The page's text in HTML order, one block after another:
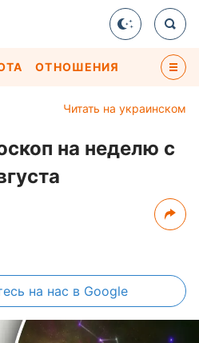
ОТНОШЕНИЯ
Читать на украинском
на неделю с
на нас в Google